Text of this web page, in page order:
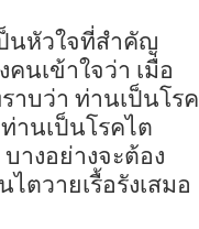
ป็นหัวใจที่สำคัญ
นเข้าใจว่า เมื่อ
าบว่า ท่านเป็นโรค
านเป็นโรคไต
างอย่างจะต้อง
ตวายเรื้อรังเสมอ